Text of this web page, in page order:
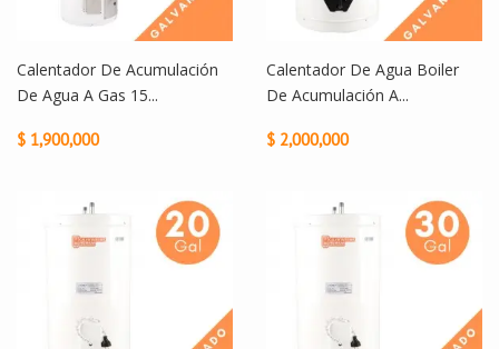
Calentador De Acumulación
De Agua A Gas 15...
$ 1,900,000
Calentador De Agua Boiler
De Acumulación A...
$ 2,000,000